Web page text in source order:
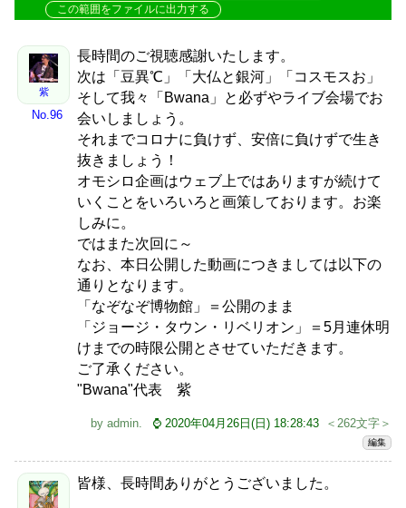
この範囲をファイルに出力する
紫
No.96
長時間のご視聴感謝いたします。
次は「豆異℃」「大仏と銀河」「コスモスお」
そして我々「Bwana」と必ずやライブ会場でお
会いしましょう。
それまでコロナに負けず、安倍に負けずで生き
抜きましょう！
オモシロ企画はウェブ上ではありますが続けて
いくことをいろいろと画策しております。お楽
しみに。
ではまた次回に～
なお、本日公開した動画につきましては以下の
通りとなります。
「なぞなぞ博物館」＝公開のまま
「ジョージ・タウン・リベリオン」＝5月連休明
けまでの時限公開とさせていただきます。
ご了承ください。
"Bwana"代表 紫
by admin. ⌚ 2020年04月26日(日) 18:28:43 ＜262文字＞
編集
皆様、長時間ありがとうございました。